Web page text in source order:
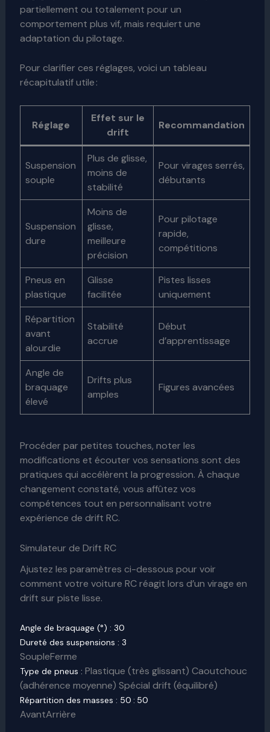
partiellement ou totalement pour un
comportement plus vif, mais requiert une
adaptation du pilotage.
Pour clarifier ces réglages, voici un tableau
récapitulatif utile :
Réglage
Effet sur le
drift
Recommandation
Suspension
souple
Plus de glisse,
moins de
stabilité
Pour virages serrés,
débutants
Suspension
dure
Moins de
glisse,
meilleure
précision
Pour pilotage
rapide,
compétitions
Pneus en
plastique
Glisse
facilitée
Pistes lisses
uniquement
Répartition
avant
alourdie
Stabilité
accrue
Début
d’apprentissage
Angle de
braquage
élevé
Drifts plus
amples
Figures avancées
Procéder par petites touches, noter les
modifications et écouter vos sensations sont des
pratiques qui accélèrent la progression. À chaque
changement constaté, vous affûtez vos
compétences tout en personnalisant votre
expérience de drift RC.
Simulateur de Drift RC
Ajustez les paramètres ci-dessous pour voir
comment votre voiture RC réagit lors d’un virage en
drift sur piste lisse.
Angle de braquage (°) : 30
Dureté des suspensions : 3
SoupleFerme
Type de pneus : Plastique (très glissant) Caoutchouc
(adhérence moyenne) Spécial drift (équilibré)
Répartition des masses : 50 : 50
AvantArrière